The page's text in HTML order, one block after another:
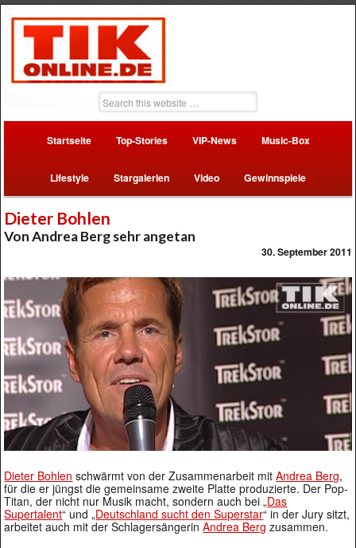
Startseite Top-Stories VIP-News Music-Box
Lifestyle Stargalerien Video Gewinnspiele
Dieter Bohlen
Von Andrea Berg sehr angetan
30. September 2011
Dieter Bohlen schwärmt von der Zusammenarbeit mitAndrea Berg,
für die er jüngst die gemeinsame zweite Platte produzierte. Der Pop-
Titan, der nicht nur Musik macht, sondern auch bei „Das
Supertalent“ und „Deutschland sucht den Superstar“ in der Jury sitzt,
arbeitet auch mit der SchlagersängerinAndrea Berg zusammen.